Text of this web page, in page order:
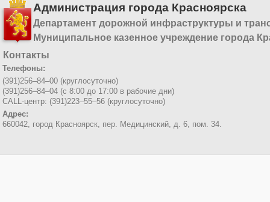
Администрация города Красноярска
Департамент дорожной инфраструктуры и
Муниципальное казенное учреждение города
Контакты
Телефоны:
(391)256–84–00 (круглосуточно)
(391)256–84–04 (с 8:00 до 17:00 в рабочие дни)
CALL-центр: (391)223–55–56 (круглосуточно)
Адрес:
660042, город Красноярск, пер. Медицинский, д. 6, пом. 34.